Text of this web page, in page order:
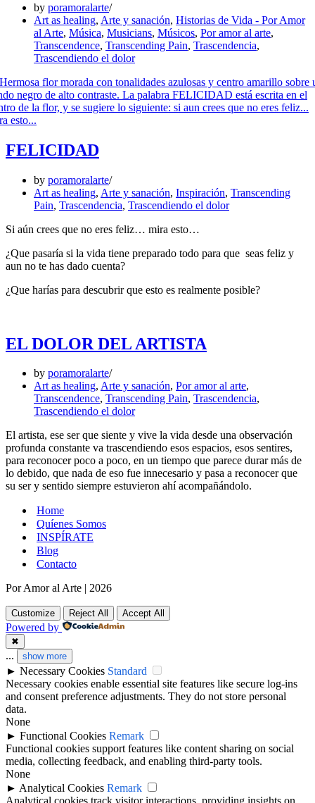
by poramoralarte
Art as healing, Arte y sanación, Historias de Vida - Por Amor
al Arte, Música, Musicians, Músicos, Por amor al arte,
Transcendence, Transcending Pain, Trascendencia,
Trascendiendo el dolor
FELICIDAD
by poramoralarte
Art as healing, Arte y sanación, Inspiración, Transcending
Pain, Trascendencia, Trascendiendo el dolor
Si aún crees que no eres feliz… mira esto…
¿Que pasaría si la vida tiene preparado todo para que seas feliz y
aun no te has dado cuenta?
¿Que harías para descubrir que esto es realmente posible?
EL DOLOR DEL ARTISTA
by poramoralarte
Art as healing, Arte y sanación, Por amor al arte,
Transcendence, Transcending Pain, Trascendencia,
Trascendiendo el dolor
El artista, ese ser que siente y vive la vida desde una observación
profunda constante va trascendiendo esos espacios, esos sentires,
para reconocer poco a poco, en un tiempo que parece durar más de
lo debido, que nada de eso fue innecesario y pasa a reconocer que
su ser y sentido siempre estuvieron ahí acompañándolo.
Home
Quíenes Somos
INSPÍRATE
Blog
Contacto
Por Amor al Arte | 2026
Customize Reject All Accept All
Powered by
✖
... show more
► Necessary Cookies Standard
Necessary cookies enable essential site features like secure log-ins
and consent preference adjustments. They do not store personal
data.
None
► Functional Cookies Remark
Functional cookies support features like content sharing on social
media, collecting feedback, and enabling third-party tools.
None
► Analytical Cookies Remark